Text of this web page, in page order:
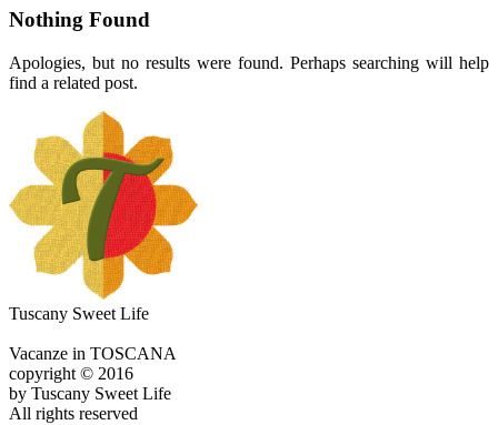
Nothing Found
Apologies, but no results were found. Perhaps searching will help
find a related post.
Tuscany Sweet Life
Vacanze in TOSCANA
copyright © 2016
by Tuscany Sweet Life
All rights reserved